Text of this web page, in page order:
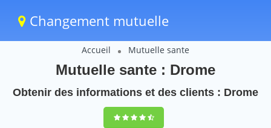
Changement mutuelle
Accueil Mutuelle sante
Mutuelle sante : Drome
Obtenir des informations et des clients : Drome